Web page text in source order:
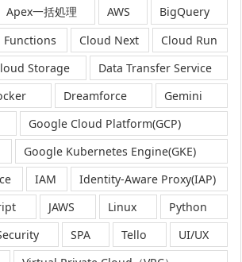
Apex一括処理 AWS
BigQuery
Functions Cloud Next
Cloud Run
Storage
Data Transfer Service
Dreamforce
Gemini
Google Cloud Platform(GCP)
Google Kubernetes Engine(GKE)
IAM
Identity-Aware Proxy(IAP)
JAWS Linux
Python
SPA Tello
UI/UX